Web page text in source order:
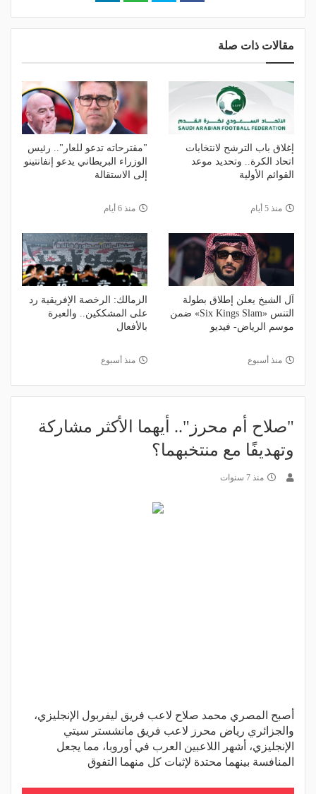
مقالات ذات صلة
إغلاق باب الترشح لانتخابات
اتحاد الكرة.. وتحديد موعد
القوائم الأولية
منذ 5 أيام
"مقترحاته تدعو للعار".. رئيس
الوزراء البريطاني يدعو إنفانتينو
إلى الاستقالة
منذ 6 أيام
آل الشيخ يعلن إطلاق بطولة
التنس «Six Kings Slam» ضمن
موسم الرياض- فيديو
منذ أسبوع
الزمالك: الرخصة الإفريقية رد
على المشككين.. والعبرة
بالأفعال
منذ أسبوع
"صلاح أم محرز".. أيهما الأكثر مشاركة
وتهديفًا مع منتخبهما؟
منذ 7 سنوات
أصبح المصري محمد صلاح لاعب فريق ليفربول الإنجليزي،
والجزائري رياض محرز لاعب فريق مانشستر سيتي
الإنجليزي، أشهر اللاعبين العرب في أوروبا، مما يجعل
المنافسة بينهما محتدة لإثبات كل منهما التفوق